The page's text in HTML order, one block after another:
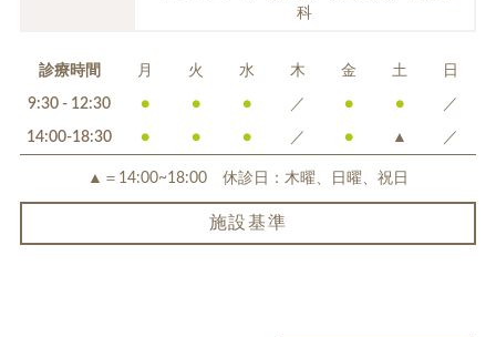
科
診療時間 月 火 水 木 金 土 日
9:30 - 12:30 ● ● ● ／ ● ● ／
14:00-18:30 ● ● ● ／ ● ▲ ／
▲＝14:00~18:00 休診日：木曜、日曜、祝日
施設基準